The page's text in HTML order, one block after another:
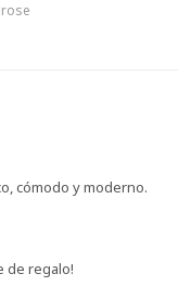
cómodo y moderno.
de regalo!